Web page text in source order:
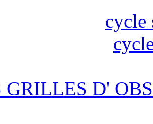
cycle
GRILLES D'